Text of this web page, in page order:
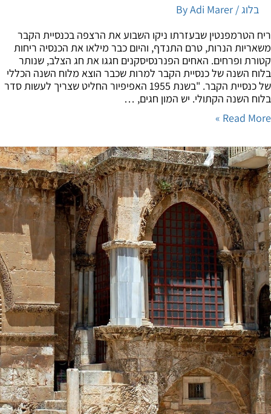
בלוג/ By
Adi Marer
הטרמפנטין שבעזרתו ניקו השבוע את הרצפה בכנסיית הקבר
הנרות, טרם התנדף, והיום כבר מילאו את הכנסיה ריחות
ופרחים. האחים הפנרנסיסקנים חגגו את חג הצלב, שנותר
השנה של כנסיית הקבר למרות שכבר הוצא מלוח השנה הכללי
של כנסיית הקבר. "בשנת 1955 האפיפיור החליט שצריך לעשות סדר
השנה הקתולי. יש המון חגים, …
Read